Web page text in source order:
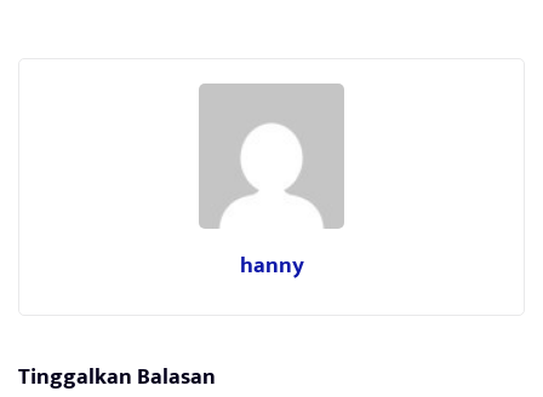
hanny
Tinggalkan Balasan